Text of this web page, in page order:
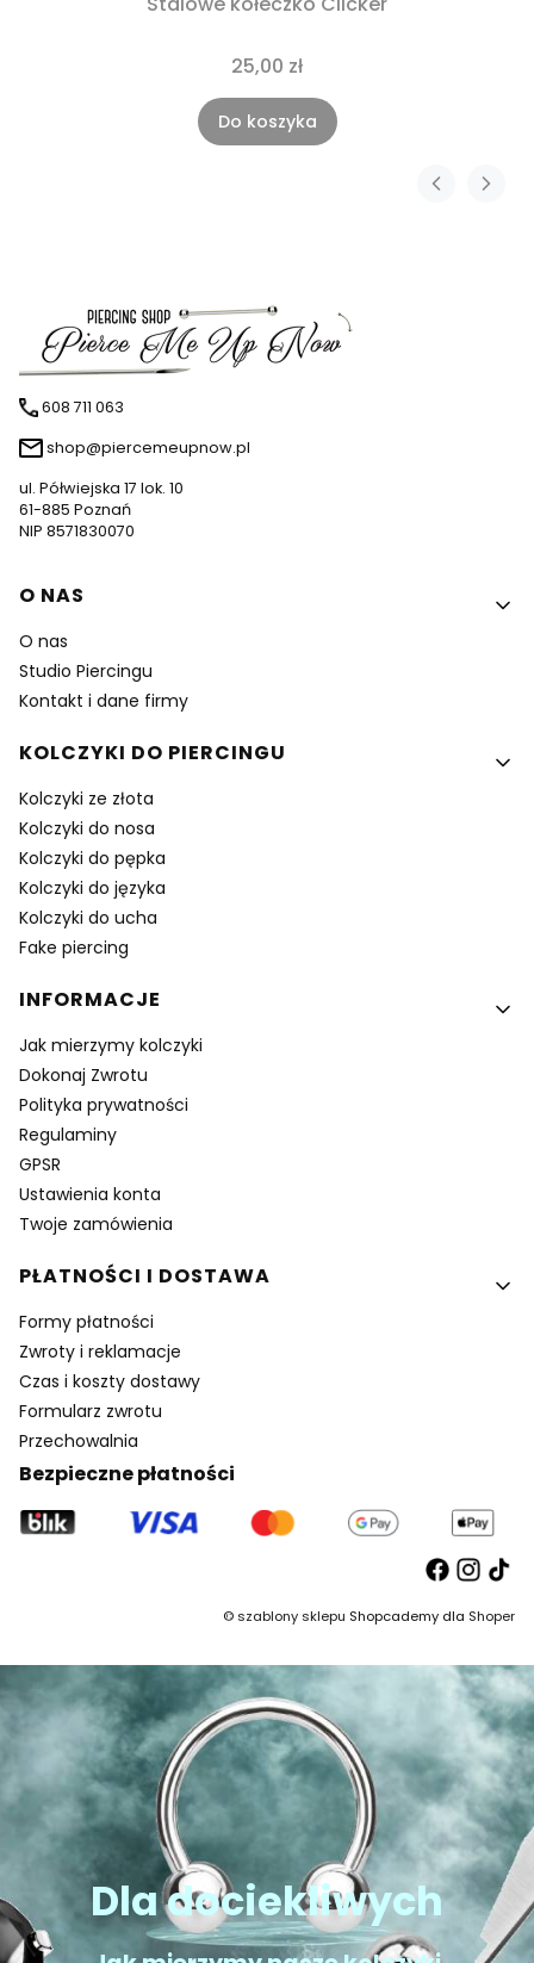
25,00 zł
Do koszyka
608 711 063
shop@piercemeupnow.pl
ul. Półwiejska 17 lok. 10
61-885 Poznań
NIP 8571830070
Linki w stopce
O NAS
O nas
Studio Piercingu
Kontakt i dane firmy
KOLCZYKI DO PIERCINGU
Kolczyki ze złota
Kolczyki do nosa
Kolczyki do pępka
Kolczyki do języka
Kolczyki do ucha
Fake piercing
INFORMACJE
Jak mierzymy kolczyki
Dokonaj Zwrotu
Polityka prywatności
Regulaminy
GPSR
Ustawienia konta
Twoje zamówienia
PŁATNOŚCI I DOSTAWA
Formy płatności
Zwroty i reklamacje
Czas i koszty dostawy
Formularz zwrotu
Przechowalnia
Bezpieczne płatności
©szablony sklepu Shopcademy dla Shoper
Dla dociekliwych